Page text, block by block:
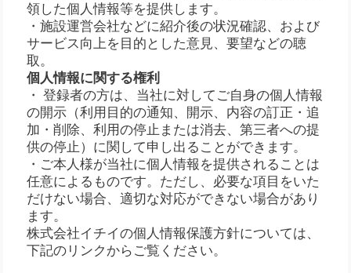
領した個人情報等を提供します。
・施設運営会社などに紹介後の状況確認、および
サービス向上を目的とした意見、要望などの聴
取。
個人情報に関する権利
・ 登録者の方は、当社に対してご自身の個人情報
の開示（利用目的の通知、開示、内容の訂正・追
加・削除、利用の停止または消去、第三者への提
供の停止）に関して申し出ることができます。
・ご本人様が当社に個人情報を提供されることは
任意によるものです。ただし、必要な項目をいた
だけない場合、適切な対応ができない場合があり
ます。
株式会社イチイの個人情報保護方針については、
下記のリンクからご覧ください。